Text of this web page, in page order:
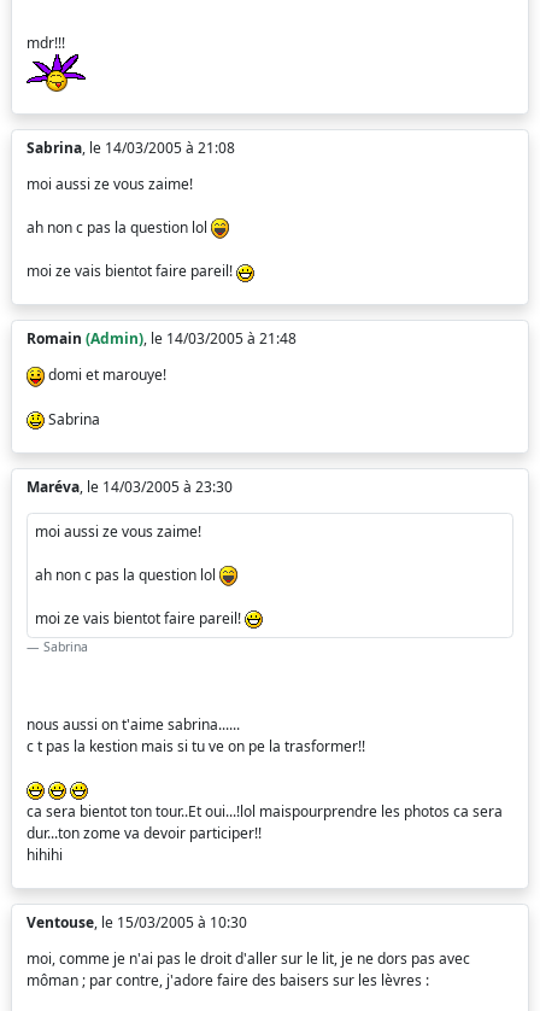
mdr!!!
Sabrina, le 14/03/2005 à 21:08
moi aussi ze vous zaime!
ah non c pas la question lol
moi ze vais bientot faire pareil!
Romain (Admin), le 14/03/2005 à 21:48
domi et marouye!
Sabrina
Maréva, le 14/03/2005 à 23:30
moi aussi ze vous zaime!
ah non c pas la question lol
moi ze vais bientot faire pareil!
Sabrina
nous aussi on t'aime sabrina......
c t pas la kestion mais si tu ve on pe la trasformer!!
ca sera bientot ton tour..Et oui...!lol maispourprendre les photos ca sera
dur...ton zome va devoir participer!!
hihihi
Ventouse, le 15/03/2005 à 10:30
moi, comme je n'ai pas le droit d'aller sur le lit, je ne dors pas avec
môman ; par contre, j'adore faire des baisers sur les lèvres :